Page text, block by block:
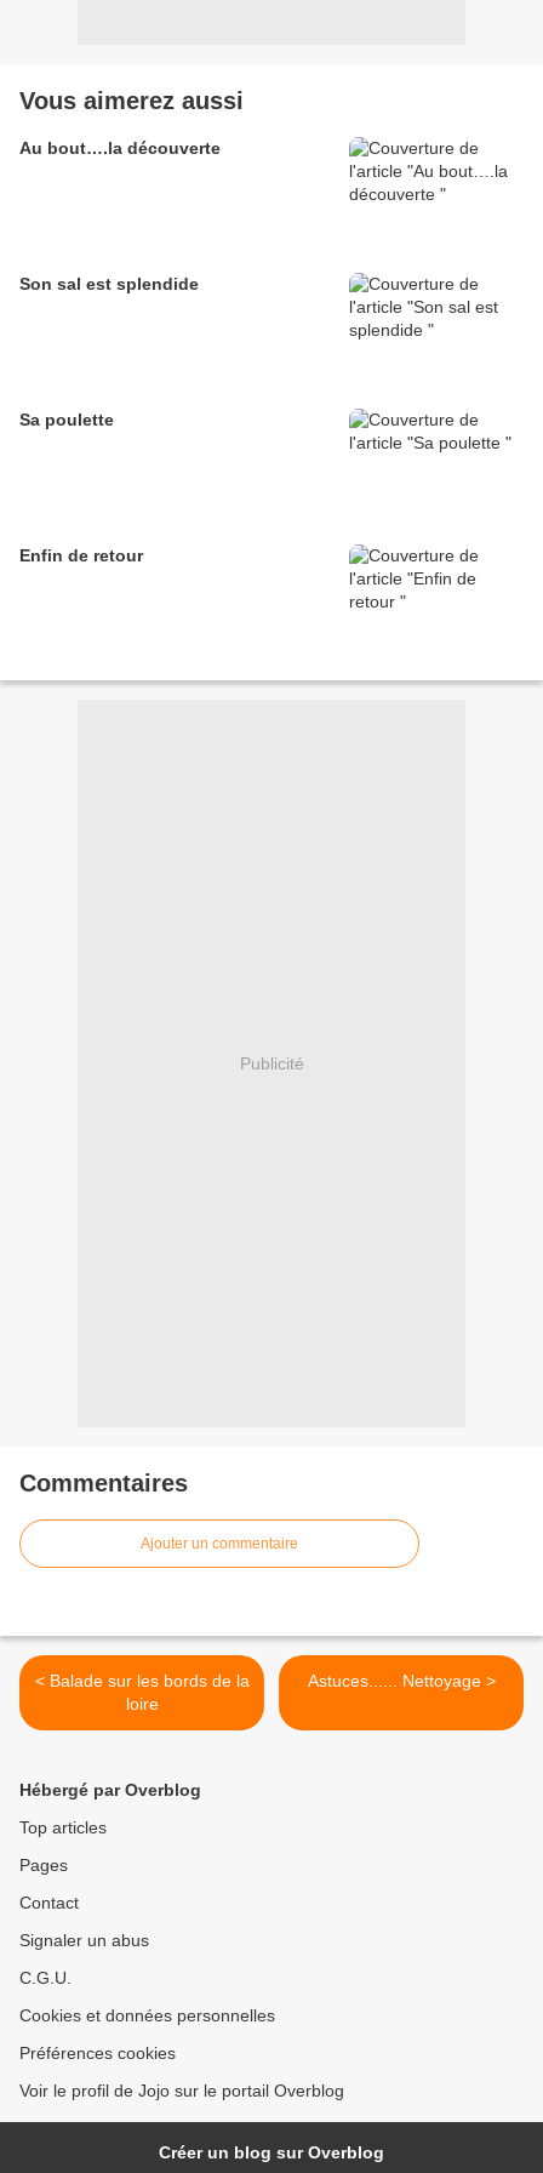
Vous aimerez aussi
Au bout….la découverte
Son sal est splendide
Sa poulette
Enfin de retour
Publicité
Commentaires
Ajouter un commentaire
< Balade sur les bords de la
loire
Astuces...... Nettoyage >
Hébergé par Overblog
Top articles
Pages
Contact
Signaler un abus
C.G.U.
Cookies et données personnelles
Préférences cookies
Voir le profil de Jojo sur le portail Overblog
Créer un blog sur Overblog